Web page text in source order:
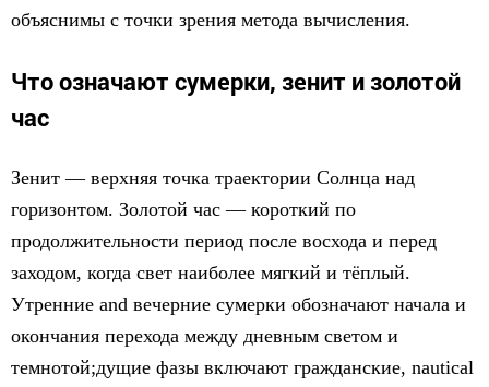
объяснимы с точки зрения метода вычисления.
Что означают сумерки, зенит и золотой
час
Зенит — верхняя точка траектории Солнца над
горизонтом. Золотой час — короткий по
продолжительности период после восхода и перед
заходом, когда свет наиболее мягкий и тёплый.
Утренние and вечерние сумерки обозначают начала и
окончания перехода между дневным светом и
темнотой;дущие фазы включают гражданские, nautical